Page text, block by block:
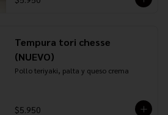
Tempura tori chesse
(NUEVO)
Pollo teriyaki, palta y queso crema
$5.950